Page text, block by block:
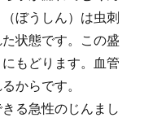
ぼうしん）は虫刺
状態です。この盛
もどります。血管
からです。
る急性のじんまし